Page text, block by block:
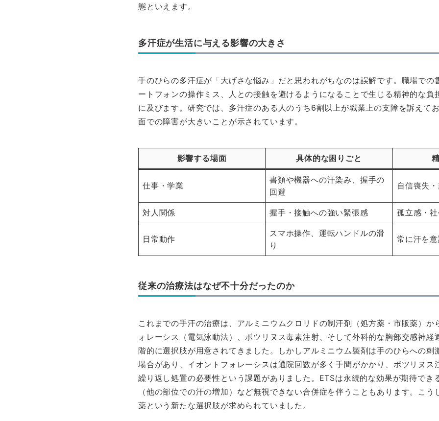
態といえます。
多汗症が生活に与える影響の大きさ
手のひらの多汗症が「大げさな悩み」だと思われがちなのは誤解です。職場での
ートフォンの操作ミス、人との接触を避けるようになることで生じる精神的な負
に及びます。研究では、多汗症のある人のうち6割以上が職業上の支障を訴えて
面での障害が大きいことが示されています。
影響する場面 具体的な困りごと
仕事・学業
書類や機器への汗染み、握手の
回避
自信喪失
対人関係 握手・接触への強い緊張感 孤立感・
日常動作
スマホ操作、運転ハンドルの滑
り
常に汗を
従来の治療法はなぜ不十分だったのか
これまでの手汗の治療は、アルミニウムクロリドの制汗剤（処方薬・市販薬）か
ォレーシス（電気泳動法）、ボツリヌス毒素注射、そして外科的な胸部交感神経
階的に選択肢が用意されてきました。しかしアルミニウム製剤は手のひらへの刺
場合があり、イオントフォレーシスは通院回数が多く手間がかかり、ボツリヌス
繰り返し処置の必要性という課題がありました。ETSは永続的な効果が期待でき
（他の部位での汗の増加）など無視できない合併症を伴うこともあります。こ
薬という新たな選択肢が求められていました。